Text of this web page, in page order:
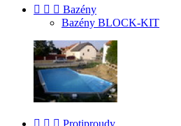
   Bazény
Bazény BLOCK-KIT
   Protiproudy